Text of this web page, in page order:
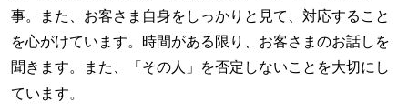
事。また、お客さま自身をしっかりと見て、対応すること
を心がけています。時間がある限り、お客さまのお話しを
聞きます。また、「その人」を否定しないことを大切にし
ています。